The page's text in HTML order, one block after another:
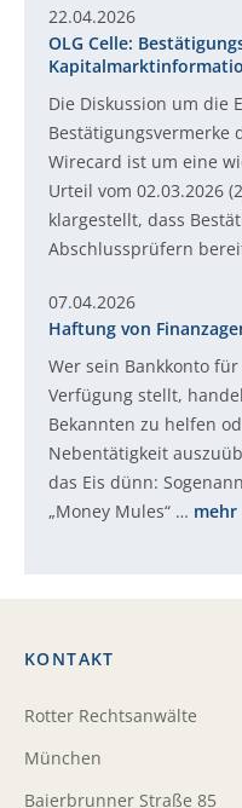
22.04.2026
OLG Celle:
Die Diskussion um die
Bestätigungsvermerke
Wirecard ist um eine
Urteil vom 02.03.2026
klargestellt, dass
Abschlussprüfern
07.04.2026
Haftung von
Wer sein Bankkonto
Verfügung stellt,
Bekannten zu helfen
Nebentätigkeit
das Eis dünn:
„Money Mules“ … mehr
KONTAKT
Rotter Rechtsanwälte
München
Baierbrunner Straße 85